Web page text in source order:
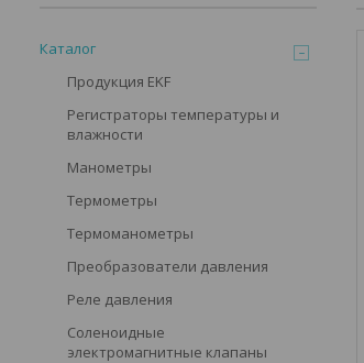
Каталог
Продукция EKF
Регистраторы температуры и
влажности
Манометры
Термометры
Термоманометры
Преобразователи давления
Реле давления
Соленоидные
электромагнитные клапаны